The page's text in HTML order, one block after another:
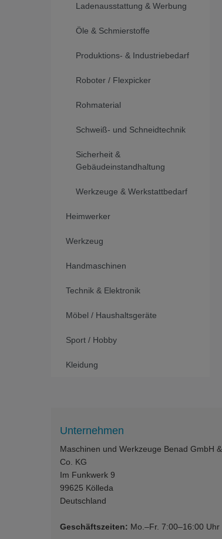
Ladenausstattung & Werbung
Öle & Schmierstoffe
Produktions- & Industriebedarf
Roboter / Flexpicker
Rohmaterial
Schweiß- und Schneidtechnik
Sicherheit &
Gebäudeinstandhaltung
Werkzeuge & Werkstattbedarf
Heimwerker
Werkzeug
Handmaschinen
Technik & Elektronik
Möbel / Haushaltsgeräte
Sport / Hobby
Kleidung
Unternehmen
Maschinen und Werkzeuge Benad GmbH &
Co. KG
Im Funkwerk 9
99625 Kölleda
Deutschland
Geschäftszeiten: Mo.–Fr. 7:00–16:00 Uhr